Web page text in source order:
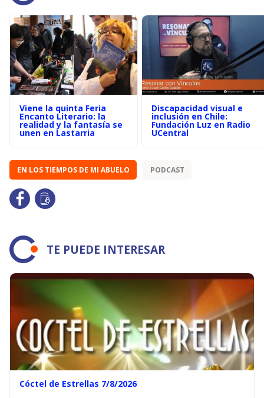
Viene la quinta Feria
Encanto Literario: la
realidad y la fantasía se
unen en Lastarria
Discapacidad visual e
inclusión en Chile:
Fundación Luz en Radio
UCentral
EN LOS TIEMPOS DE MI ABUELO PODCAST
TE PUEDE INTERESAR
Cóctel de Estrellas 7/8/2026